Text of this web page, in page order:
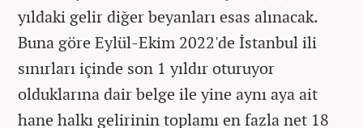
yıldaki gelir diğer beyanları esas alınacak.
Buna göre Eylül-Ekim 2022'de İstanbul ili
sınırları içinde son 1 yıldır oturuyor
olduklarına dair belge ile yine aynı aya ait
hane halkı gelirinin toplamı en fazla net 18